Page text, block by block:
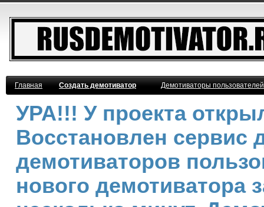
Главная Создать демотиватор Демотиваторы
УРА!!! У проекта
Восстановлен сервис
демотиваторов
нового демотиватора